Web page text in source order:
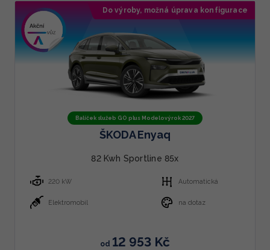
Doporučujeme
Do výroby, možná úprava konfigurace
Balíček služeb GO plus Modelový rok 2027
ŠKODA Enyaq
82 Kwh Sportline 85x
220 kW Automatická
Elektromobil na dotaz
od 12 953 Kč